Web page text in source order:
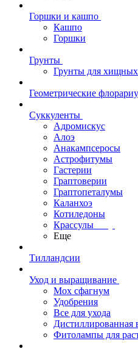
Горшки и кашпо
Кашпо
Горшки
Грунты
Грунты для хищных
Геометрические
Суккуленты
Адромискус
Алоэ
Анакампсеросы
Астрофитумы
Гастерии
Граптоверии
Граптопеталумы
Каланхоэ
Котиледоны
Крассулы
Еще
Тилландсии
Уход и выращивание
Мох сфагнум
Удобрения
Все для ухода
Дистиллированная
Фитолампы для